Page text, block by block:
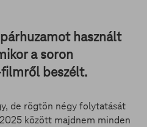
használt
a soron
filmről beszélt.
de rögtön négy folytatását
között majdnem minden